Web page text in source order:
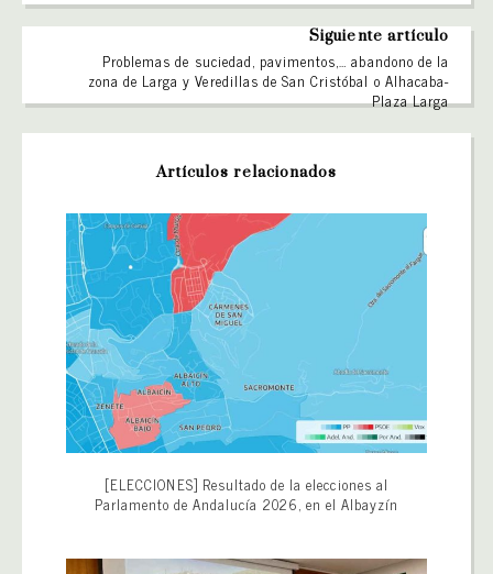
Siguiente artículo
Problemas de suciedad, pavimentos,… abandono de la
zona de Larga y Veredillas de San Cristóbal o Alhacaba-
Plaza Larga
Artículos relacionados
[ELECCIONES] Resultado de la elecciones al
Parlamento de Andalucía 2026, en el Albayzín